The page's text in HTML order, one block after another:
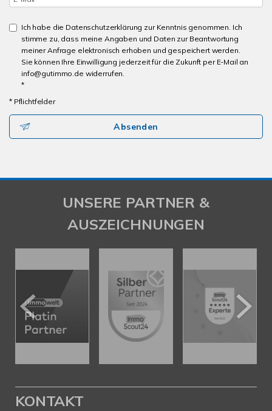
Ich habe die Datenschutzerklärung zur Kenntnis genommen. Ich
stimme zu, dass meine Angaben und Daten zur Beantwortung
meiner Anfrage elektronisch erhoben und gespeichert werden.
Sie können Ihre Einwilligung jederzeit für die Zukunft per E-Mail an
info@gutimmo.de widerrufen.
*
* Pflichtfelder
Absenden
UNSERE PARTNER &
AUSZEICHNUNGEN
KONTAKT